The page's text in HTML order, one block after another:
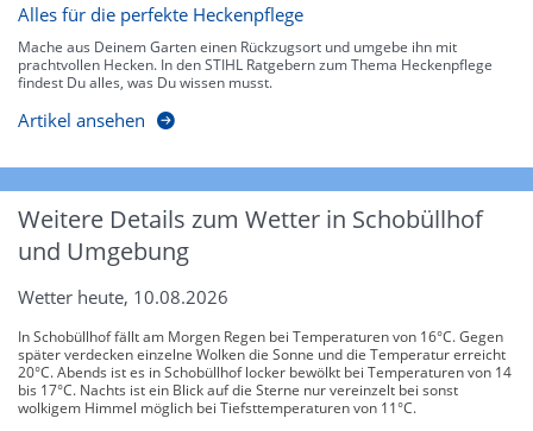
Alles für die perfekte Heckenpflege
Mache aus Deinem Garten einen Rückzugsort und umgebe ihn mit
prachtvollen Hecken. In den STIHL Ratgebern zum Thema Heckenpflege
findest Du alles, was Du wissen musst.
Artikel ansehen
Weitere Details zum Wetter in Schobüllhof
und Umgebung
Wetter heute, 10.08.2026
In Schobüllhof fällt am Morgen Regen bei Temperaturen von 16°C. Gegen
später verdecken einzelne Wolken die Sonne und die Temperatur erreicht
20°C. Abends ist es in Schobüllhof locker bewölkt bei Temperaturen von 14
bis 17°C. Nachts ist ein Blick auf die Sterne nur vereinzelt bei sonst
wolkigem Himmel möglich bei Tiefsttemperaturen von 11°C.